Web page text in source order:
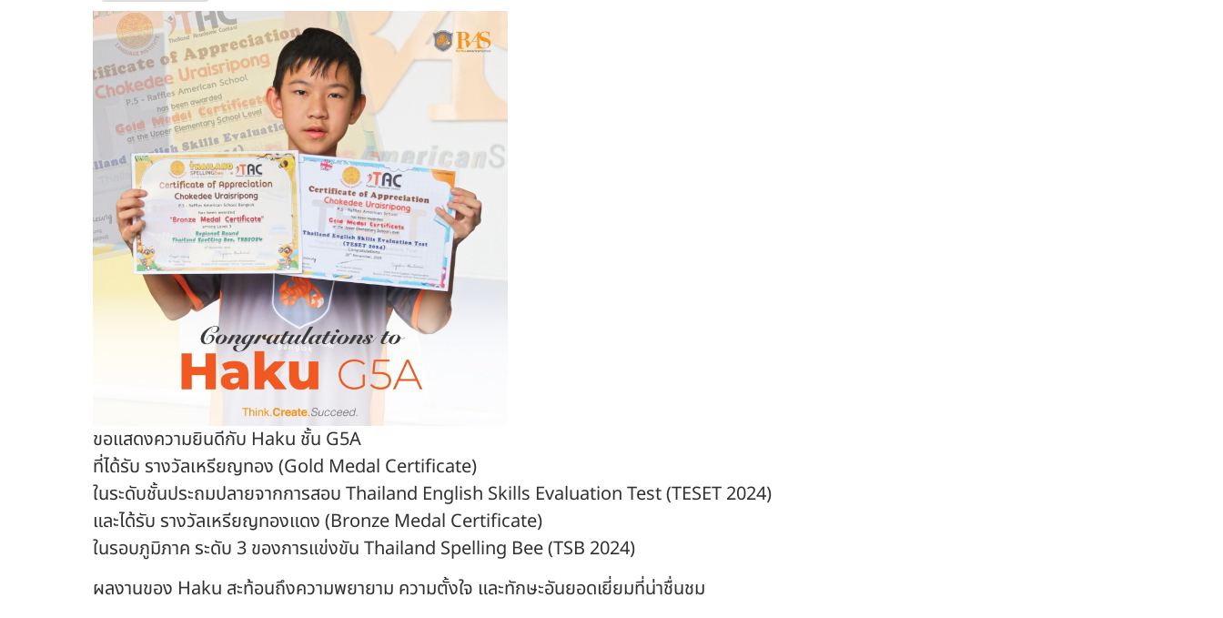
ขอแสดงความยินดีกับ Haku ชั้น G5A
ที่ได้รับ รางวัลเหรียญทอง (Gold Medal Certificate)
ในระดับชั้นประถมปลายจากการสอบ Thailand English Skills Evaluation Test (TESET 2024)
และได้รับ รางวัลเหรียญทองแดง (Bronze Medal Certificate)
ในรอบภูมิภาค ระดับ 3 ของการแข่งขัน Thailand Spelling Bee (TSB 2024)
ผลงานของ Haku สะท้อนถึงความพยายาม ความตั้งใจ และทักษะอันยอดเยี่ยมที่น่าชื่นชม